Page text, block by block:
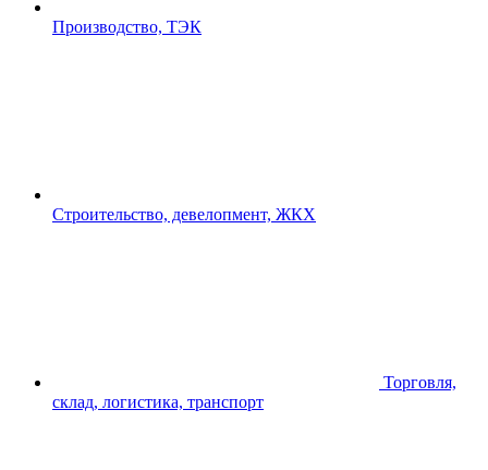
Производство, ТЭК
Строительство, девелопмент, ЖКХ
Торговля,
склад, логистика, транспорт